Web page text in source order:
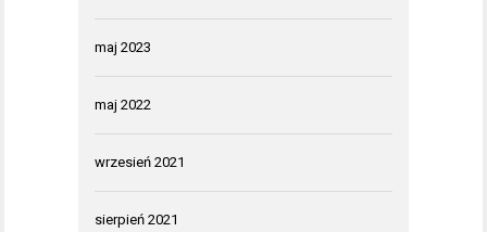
maj 2023
maj 2022
wrzesień 2021
sierpień 2021